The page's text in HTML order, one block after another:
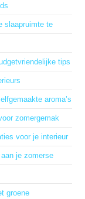
slaapruimte te
tips
aroma’s
zomergemak
voor je interieur
je zomerse
groene